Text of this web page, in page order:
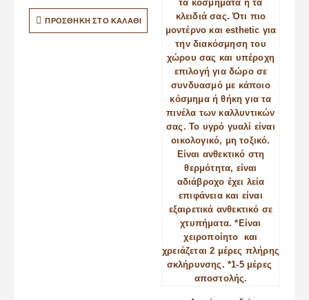
ΠΡΟΣΘΉΚΗ ΣΤΟ ΚΑΛΆΘΙ